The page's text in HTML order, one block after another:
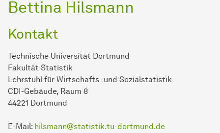
Bettina Hilsmann
Kontakt
Technische Universität Dortmund
Fakultät Statistik
Lehrstuhl für Wirtschafts- und Sozialstatistik
CDI-Gebäude, Raum 8
44221 Dortmund
E-Mail: hilsmann@statistik.tu-dortmund.de